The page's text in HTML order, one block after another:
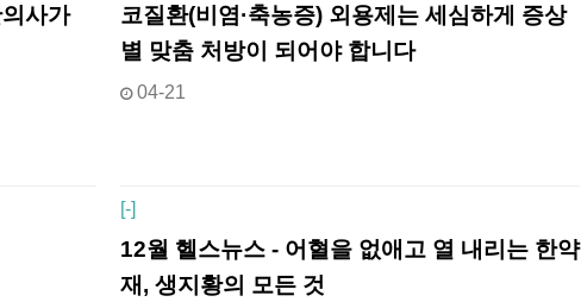
사가
코질환(비염·축농증) 외용제는 세심하게 증상
별 맞춤 처방이 되어야 합니다
04-21
[-]
12월 헬스뉴스 - 어혈을 없애고 열 내리는 한약
재, 생지황의 모든 것